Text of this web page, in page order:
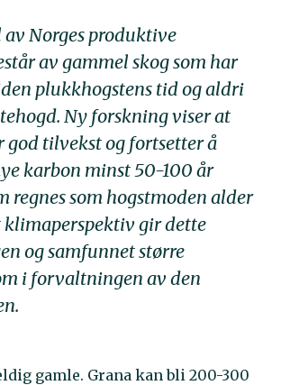
av Norges produktive
av gammel skog som har
plukkhogstens tid og aldri
Ny forskning viser at
god tilvekst og fortsetter å
karbon minst 50-100 år
regnes som hogstmoden alder
klimaperspektiv gir dette
og samfunnet større
i forvaltningen av den
gamle. Grana kan bli 200-300